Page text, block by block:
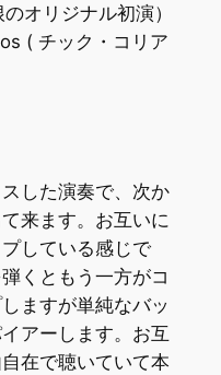
オリジナル初演）
( チック・コリア
した演奏で、次か
来ます。お互いに
している感じで
くともう一方がコ
ますが単純なバッ
アーします。お互
在で聴いていて本